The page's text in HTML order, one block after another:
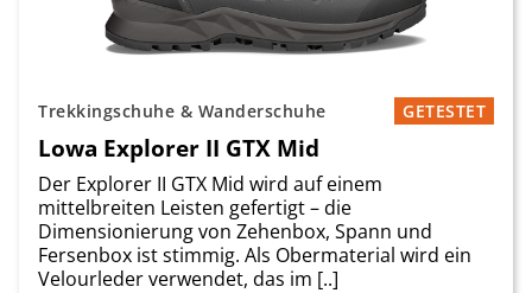
Trekkingschuhe & Wanderschuhe GETESTET
Lowa Explorer II GTX Mid
Der Explorer II GTX Mid wird auf einem
mittelbreiten Leisten gefertigt – die
Dimensionierung von Zehenbox, Spann und
Fersenbox ist stimmig. Als Obermaterial wird ein
Velourleder verwendet, das im [..]